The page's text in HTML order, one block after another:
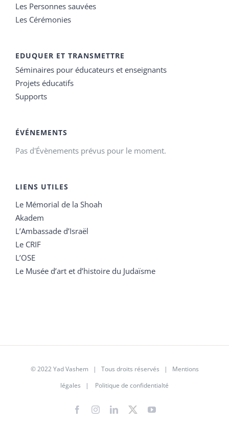
Les Personnes sauvées
Les Cérémonies
EDUQUER ET TRANSMETTRE
Séminaires pour éducateurs et enseignants
Projets éducatifs
Supports
ÉVÉNEMENTS
Pas d'Évènements prévus pour le moment.
LIENS UTILES
Le Mémorial de la Shoah
Akadem
L’Ambassade d’Israël
Le CRIF
L’OSE
Le Musée d’art et d’histoire du Judaïsme
© 2022 Yad Vashem | Tous droits réservés | Mentions
légales | Politique de confidentialté
FacebookInstagramLinkedIn
X YouTube